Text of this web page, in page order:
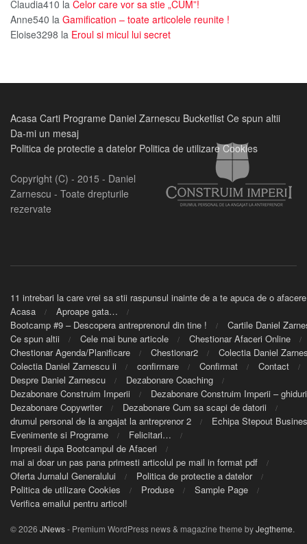
Claudia410 la Celor care vor sa stie „CUM”!
Anne540 la Gamification – toate articolele reunite !
Eloise3298 la Eroul si micul lui secret
Acasa Carti Programe Daniel Zarnescu Bucketlist Ce spun altii
Da-mi un mesaj
Politica de protectie a datelor Politica de utilizare Cookies
Copyright (C) - 2015 - Daniel
Zarnescu - Toate drepturile
rezervate
11 intrebari la care vrei sa stii raspunsul inainte de a te apuca de o
Acasa
Aproape gata…
Bootcamp #9 – Descopera antreprenorul din tine !
Cartile Daniel
Ce spun altii
Cele mai bune articole
Chestionar Afaceri Online
Chestionar Agenda/Planificare
Chestionar2
Colectia Daniel
Colectia Daniel Zarnescu ii
confirmare Confirmat
Contact
Despre Daniel Zarnescu
Dezabonare Coaching
Dezabonare Construim Imperii
Dezabonare Construim Imperii – ghiduri
Dezabonare Copywriter
Dezabonare Cum sa scapi de datorii
drumul personal de la angajat la antreprenor 2
Echipa Stepout
Evenimente si Programe
Felicitari…
Impresii dupa Bootcampul de Afaceri
mai ai doar un pas pana primesti articolul pe mail in format pdf
Oferta Jurnalul Generalului
Politica de protectie a datelor
Politica de utilizare Cookies
Produse
Sample Page
Verifica emailul pentru articol!
© 2026 JNews- Premium WordPress news & magazine theme byJegtheme.